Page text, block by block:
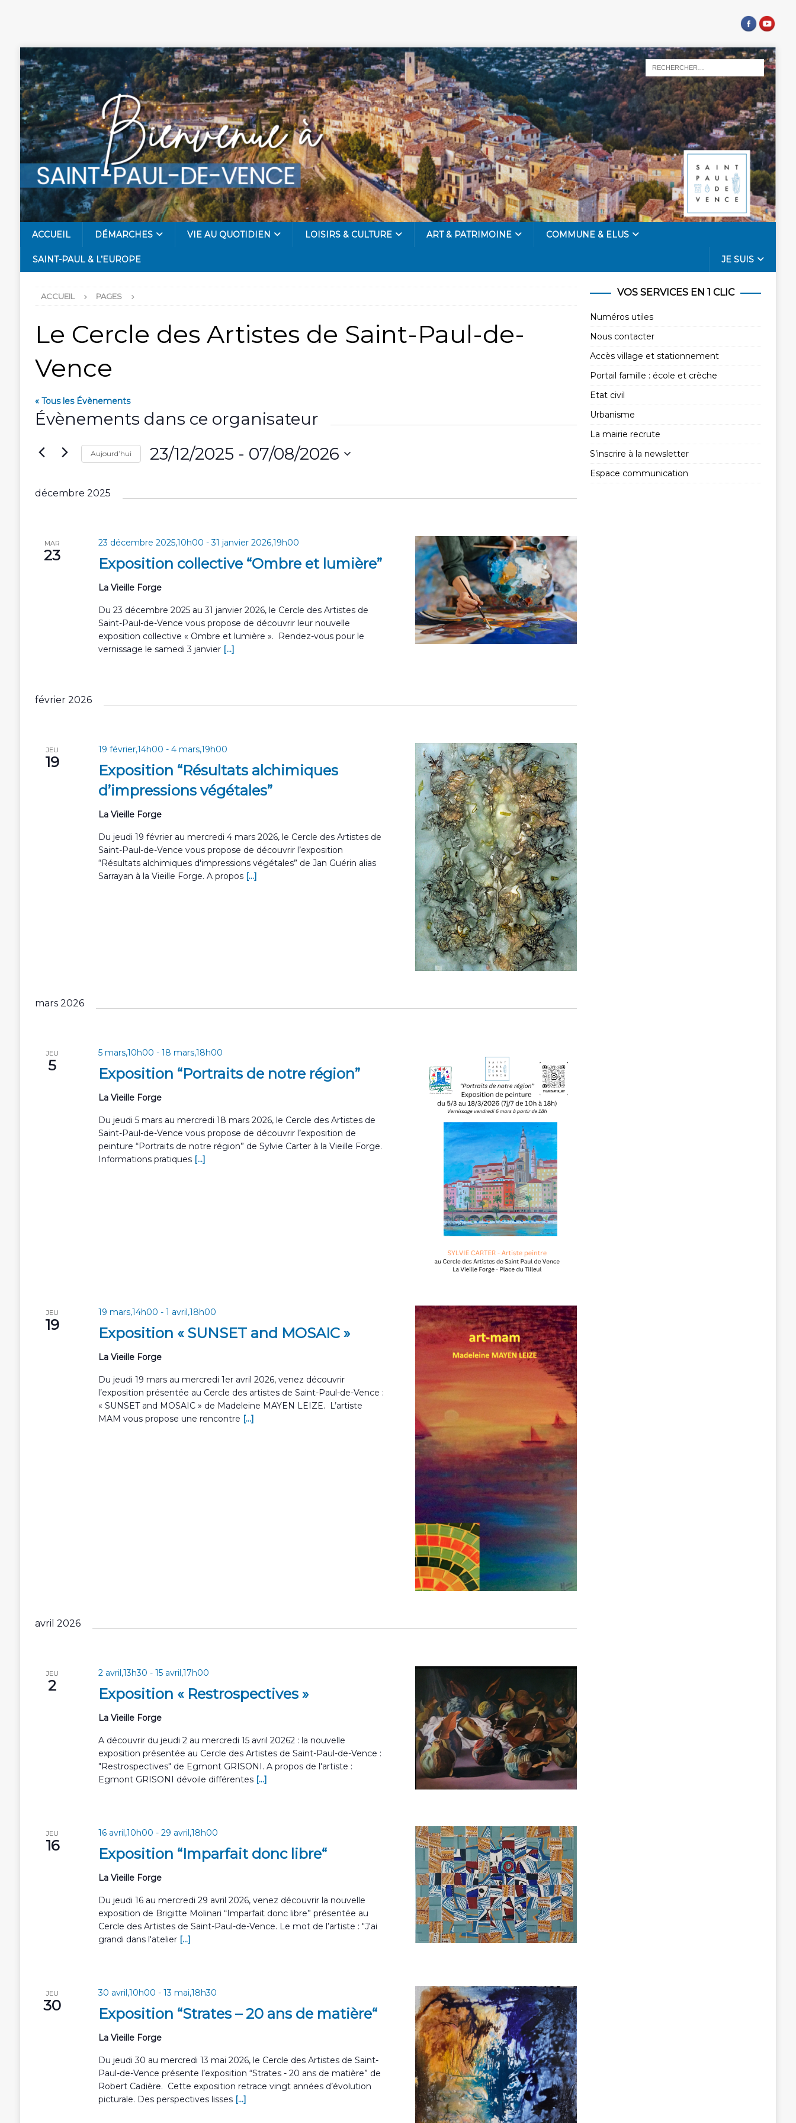
ACCUEIL DÉMARCHES VIE AU QUOTIDIEN LOISIRS & CULTURE ART & PATRIMOINE COMMUNE & ELUS
SAINT-PAUL & L’EUROPE JE SUIS
ACCUEIL PAGES
Le Cercle des Artistes de Saint-Paul-de-
Vence
« Tous les Évènements
Évènements dans ce organisateur
Aujourd’hui 23/12/2025 - 07/08/2026
l
o
n
z
u
n
e
e
décembre 2025
MAR
23 Exposition collective “Ombre et lumière”
23 décembre 2025,10h00 -31 janvier 2026,19h00
La Vieille Forge
Du 23 décembre 2025 au 31 janvier 2026, le Cercle des Artistes de
Saint-Paul-de-Vence vous propose de découvrir leur nouvelle
exposition collective « Ombre et lumière ». Rendez-vous pour le
vernissage le samedi 3 janvier [...]
février 2026
JEU
19
Exposition “Résultats alchimiques
d’impressions végétales”
19 février,14h00 - 4 mars,19h00
La Vieille Forge
Du jeudi 19 février au mercredi 4 mars 2026, le Cercle des Artistes de
Saint-Paul-de-Vence vous propose de découvrir l’exposition
“Résultats alchimiques d'impressions végétales” de Jan Guérin alias
Sarrayan à la Vieille Forge. A propos [...]
mars 2026
JEU
5 Exposition “Portraits de notre région”
5 mars,10h00 - 18 mars,18h00
La Vieille Forge
Du jeudi 5 mars au mercredi 18 mars 2026, le Cercle des Artistes de
Saint-Paul-de-Vence vous propose de découvrir l’exposition de
peinture “Portraits de notre région” de Sylvie Carter à la Vieille Forge.
Informations pratiques [...]
JEU
19 Exposition « SUNSET and MOSAIC »
19 mars,14h00 - 1 avril,18h00
La Vieille Forge
Du jeudi 19 mars au mercredi 1er avril 2026, venez découvrir
l’exposition présentée au Cercle des artistes de Saint-Paul-de-Vence :
« SUNSET and MOSAIC » de Madeleine MAYEN LEIZE. L’artiste
MAM vous propose une rencontre [...]
avril 2026
JEU
2 Exposition « Restrospectives »
2 avril,13h30 - 15 avril,17h00
La Vieille Forge
A découvrir du jeudi 2 au mercredi 15 avril 20262 : la nouvelle
exposition présentée au Cercle des Artistes de Saint-Paul-de-Vence :
"Restrospectives" de Egmont GRISONI. A propos de l'artiste :
Egmont GRISONI dévoile différentes [...]
JEU
16 Exposition “Imparfait donc libre“
16 avril,10h00 - 29 avril,18h00
La Vieille Forge
Du jeudi 16 au mercredi 29 avril 2026, venez découvrir la nouvelle
exposition de Brigitte Molinari “Imparfait donc libre” présentée au
Cercle des Artistes de Saint-Paul-de-Vence. Le mot de l’artiste : "J'ai
grandi dans l'atelier [...]
JEU
30 Exposition “Strates – 20 ans de matière“
30 avril,10h00 - 13 mai,18h30
La Vieille Forge
Du jeudi 30 au mercredi 13 mai 2026, le Cercle des Artistes de Saint-
Paul-de-Vence présente l’exposition “Strates - 20 ans de matière” de
Robert Cadière. Cette exposition retrace vingt années d’évolution
picturale. Des perspectives lisses [...]
VOS SERVICES EN 1 CLIC
Numéros utiles
Nous contacter
Accès village et stationnement
Portail famille : école et crèche
Etat civil
Urbanisme
La mairie recrute
S’inscrire à la newsletter
Espace communication